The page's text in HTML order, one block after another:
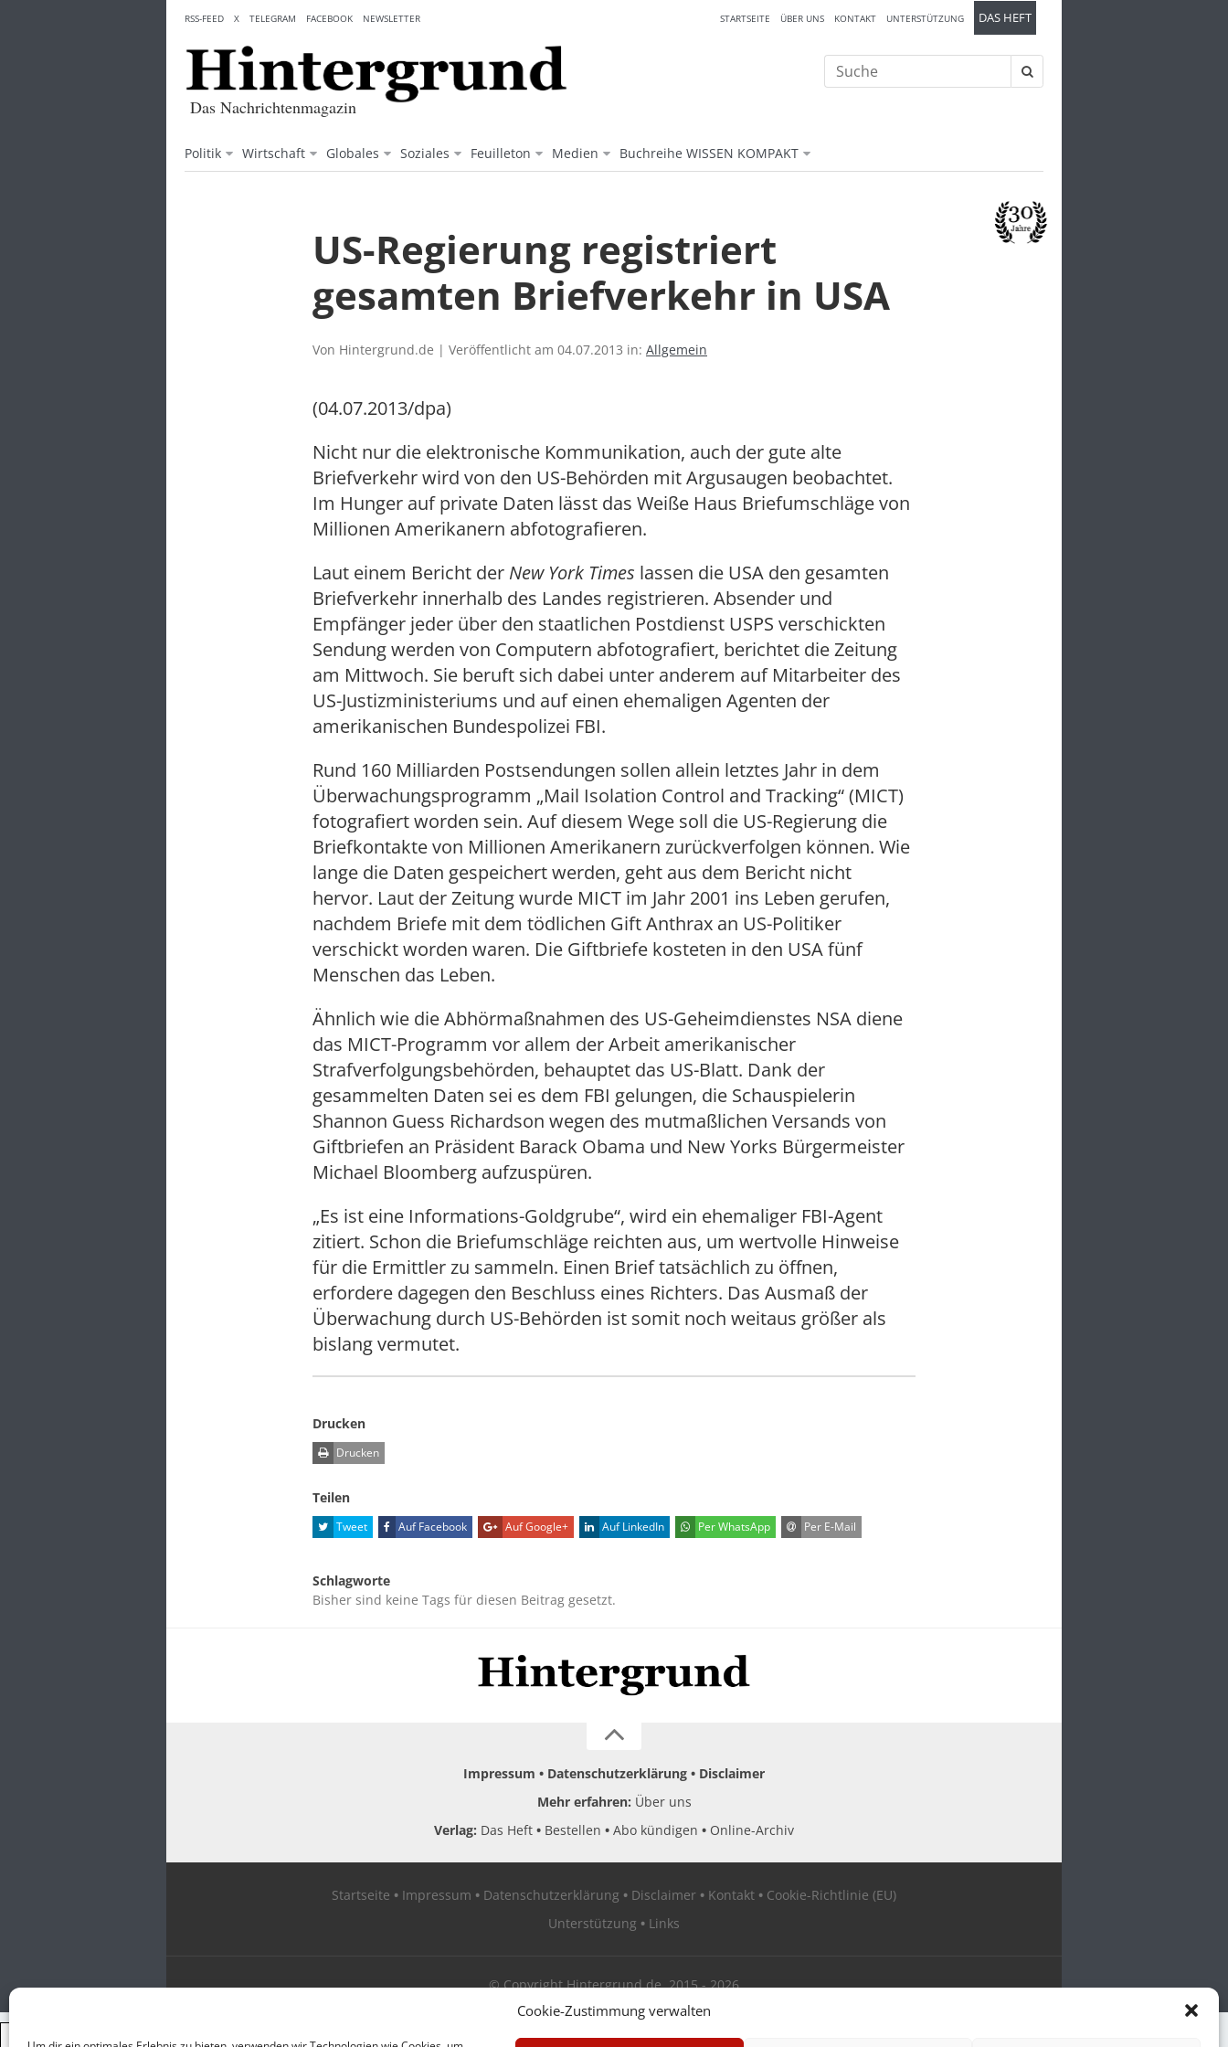
Cookie-Zustimmung verwalten
content
Das Nachrichtenmagazin
Politik Wirtschaft Globales Soziales Feuilleton Medien Buchreihe WISSEN KOMPAKT
STARTSEITE ÜBER UNS KONTAKT UNTERSTÜTZUNG DAS HEFT
RSS-FEED X TELEGRAM FACEBOOK NEWSLETTER
Suche
nach:
US-Regierung registriert
gesamten Briefverkehr in USA
Von Hintergrund.de | Veröffentlicht am 04.07.2013 in: Allgemein
(04.07.2013/dpa)
Nicht nur die elektronische Kommunikation, auch der gute alte
Briefverkehr wird von den US-Behörden mit Argusaugen beobachtet.
Im Hunger auf private Daten lässt das Weiße Haus Briefumschläge von
Millionen Amerikanern abfotografieren.
Laut einem Bericht der New York Times lassen die USA den gesamten
Briefverkehr innerhalb des Landes registrieren. Absender und
Empfänger jeder über den staatlichen Postdienst USPS verschickten
Sendung werden von Computern abfotografiert, berichtet die Zeitung
am Mittwoch. Sie beruft sich dabei unter anderem auf Mitarbeiter des
US-Justizministeriums und auf einen ehemaligen Agenten der
amerikanischen Bundespolizei FBI.
Rund 160 Milliarden Postsendungen sollen allein letztes Jahr in dem
Überwachungsprogramm „Mail Isolation Control and Tracking“ (MICT)
fotografiert worden sein. Auf diesem Wege soll die US-Regierung die
Briefkontakte von Millionen Amerikanern zurückverfolgen können. Wie
lange die Daten gespeichert werden, geht aus dem Bericht nicht
hervor. Laut der Zeitung wurde MICT im Jahr 2001 ins Leben gerufen,
nachdem Briefe mit dem tödlichen Gift Anthrax an US-Politiker
verschickt worden waren. Die Giftbriefe kosteten in den USA fünf
Menschen das Leben.
Ähnlich wie die Abhörmaßnahmen des US-Geheimdienstes NSA diene
das MICT-Programm vor allem der Arbeit amerikanischer
Strafverfolgungsbehörden, behauptet das US-Blatt. Dank der
gesammelten Daten sei es dem FBI gelungen, die Schauspielerin
Shannon Guess Richardson wegen des mutmaßlichen Versands von
Giftbriefen an Präsident Barack Obama und New Yorks Bürgermeister
Michael Bloomberg aufzuspüren.
„Es ist eine Informations-Goldgrube“, wird ein ehemaliger FBI-Agent
zitiert. Schon die Briefumschläge reichten aus, um wertvolle Hinweise
für die Ermittler zu sammeln. Einen Brief tatsächlich zu öffnen,
erfordere dagegen den Beschluss eines Richters. Das Ausmaß der
Überwachung durch US-Behörden ist somit noch weitaus größer als
bislang vermutet.
Drucken
Drucken
Teilen
Tweet Auf Facebook Auf Google+ Auf LinkedIn Per WhatsApp Per E-Mail
Schlagworte
Bisher sind keine Tags für diesen Beitrag gesetzt.
Impressum Datenschutzerklärung
Disclaimer
Mehr erfahren: Über uns
Verlag: Das Heft Bestellen Abo kündigen Online-Archiv
Startseite Impressum Datenschutzerklärung Disclaimer Kontakt
Cookie-Richtlinie (EU)
Unterstützung
Links
© Copyright Hintergrund.de, 2015 - 2026
Zum Newsletter jetzt kostenlos anmelden
×